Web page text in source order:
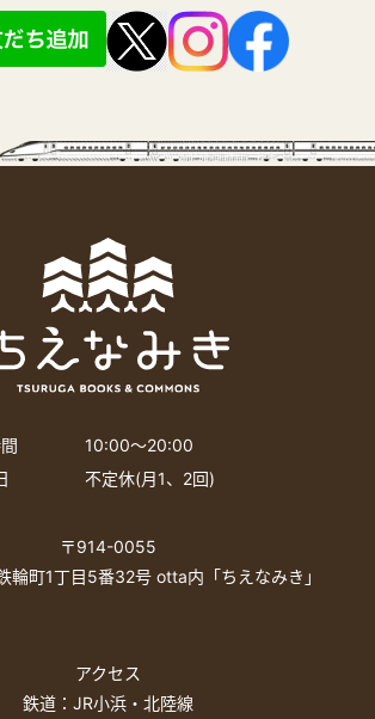
10:00〜20:00
不定休(月1、2回)
〒914-0055
輪町1丁目5番32号 otta内「ちえなみき」
アクセス
鉄道：JR小浜・北陸線